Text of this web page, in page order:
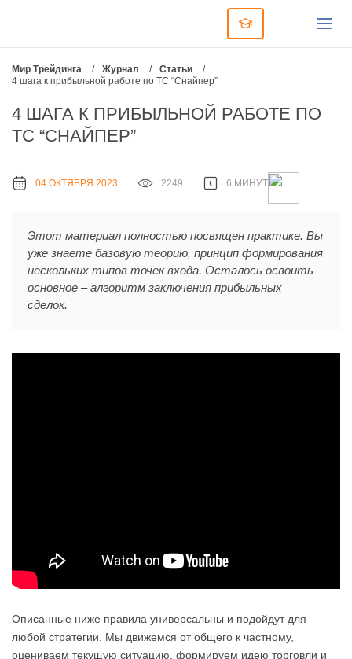
Мир Трейдинга / Журнал / Статьи
/
4 шага к прибыльной работе по ТС “Снайпер”
4 ШАГА К ПРИБЫЛЬНОЙ РАБОТЕ ПО
ТС “СНАЙПЕР”
04 ОКТЯБРЯ 2023 2249 6 МИНУТ
Этот материал полностью посвящен практике. Вы
уже знаете базовую теорию, принцип формирования
нескольких типов точек входа. Осталось освоить
основное – алгоритм заключения прибыльных
сделок.
Описанные ниже правила универсальны и подойдут для
любой стратегии. Мы движемся от общего к частному,
оцениваем текущую ситуацию, формируем идею торговли и